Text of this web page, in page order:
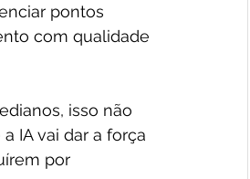
pontos
com qualidade
isso não
IA vai dar a força
por